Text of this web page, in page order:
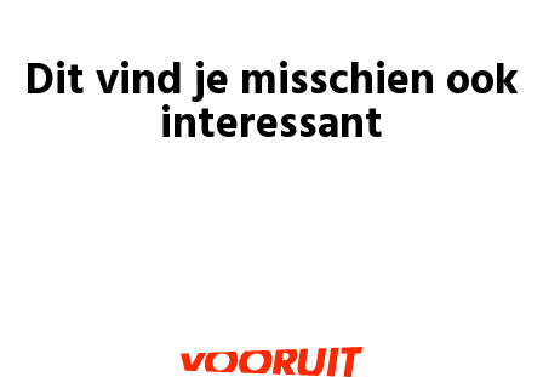
Dit vind je misschien ook
interessant